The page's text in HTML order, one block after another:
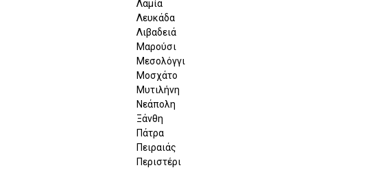
Λαμία
Λευκάδα
Λιβαδειά
Μαρούσι
Μεσολόγγι
Μοσχάτο
Μυτιλήνη
Νεάπολη
Ξάνθη
Πάτρα
Πειραιάς
Περιστέρι